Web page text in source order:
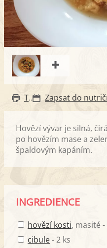
Tisk
Hovězí vývar je silná,
po hovězím mase a
špaldovým kapáním.
INGREDIENCE
hovězí kosti, masité -
cibule- 2 ks